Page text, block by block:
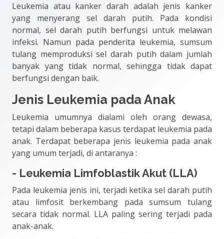
Leukemia atau kanker darah adalah jenis kanker
yang menyerang sel darah putih. Pada kondisi
normal, sel darah putih berfungsi untuk melawan
infeksi. Namun pada penderita leukemia, sumsum
tulang memproduksi sel darah putih dalam jumlah
banyak yang tidak normal, sehingga tidak dapat
berfungsi dengan baik.
Jenis Leukemia pada Anak
Leukemia umumnya dialami oleh orang dewasa,
tetapi dalam beberapa kasus terdapat leukemia pada
anak. Terdapat beberapa jenis leukemia pada anak
yang umum terjadi, di antaranya :
- Leukemia Limfoblastik Akut (LLA)
Pada leukemia jenis ini, terjadi ketika sel darah putih
atau limfosit berkembang pada sumsum tulang
secara tidak normal. LLA paling sering terjadi pada
anak-anak.